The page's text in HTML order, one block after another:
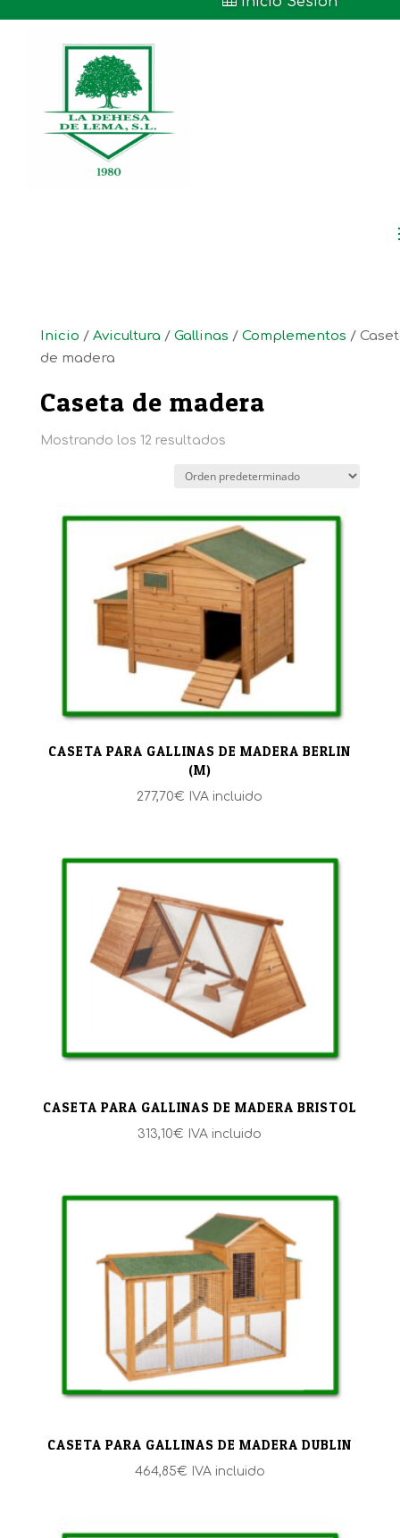
Inicio / Avicultura / Gallinas / Complementos /
de madera
Caseta de madera
Mostrando los 12 resultados
CASETA PARA GALLINAS DE MADERA BERLIN
(M)
277,70€ IVA incluido
CASETA PARA GALLINAS DE MADERA BRISTOL
313,10€ IVA incluido
CASETA PARA GALLINAS DE MADERA DUBLIN
464,85€ IVA incluido